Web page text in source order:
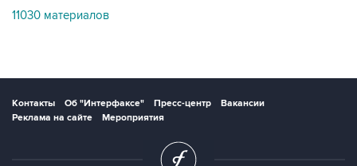
11030 материалов
Контакты Об "Интерфаксе" Пресс-центр
Вакансии
Реклама на сайте
Мероприятия